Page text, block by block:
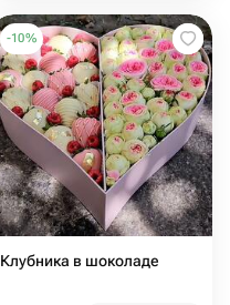
-10%
Клубника в шоколаде